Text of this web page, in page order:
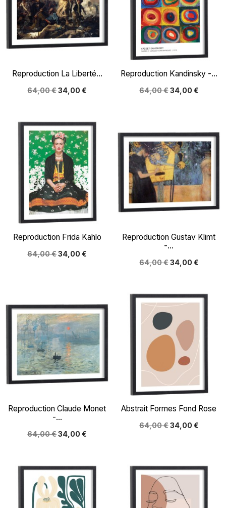
Reproduction La Liberté...
64,00 €34,00 €
Reproduction Kandinsky -...
64,00 €34,00 €
Reproduction Frida Kahlo
64,00 €34,00 €
Reproduction Gustav Klimt
-...
64,00 €34,00 €
Reproduction Claude Monet
-...
64,00 €34,00 €
Abstrait Formes Fond Rose
64,00 €34,00 €